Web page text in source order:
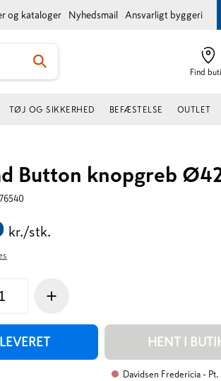
og kataloger Nyhedsmail Ansvarligt byggeri
Find
TØJ OG SIKKERHED BEFÆSTELSE OUTLET
Button knopgreb
kr./stk.
+
HENT I
Davidsen Fredericia - Pt.